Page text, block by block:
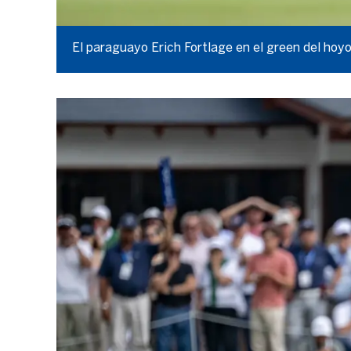
El paraguayo Erich Fortlage en el green del